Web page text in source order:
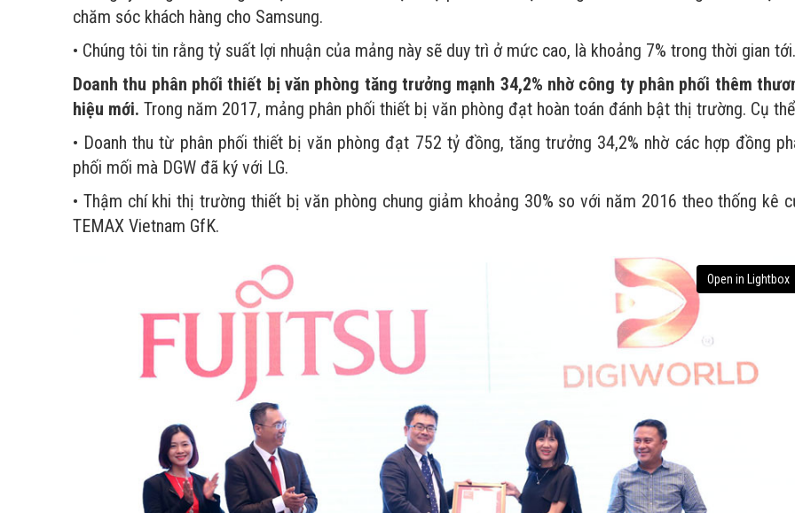
chăm sóc khách hàng cho Samsung.
• Chúng tôi tin rằng tỷ suất lợi nhuận của mảng này sẽ duy trì ở mức cao, là khoảng 7% trong thời gian tới.
Doanh thu phân phối thiết bị văn phòng tăng trưởng mạnh 34,2% nhờ công ty phân phối thêm
hiệu mới. Trong năm 2017, mảng phân phối thiết bị văn phòng đạt hoàn toán đánh bật thị trường. Cụ
• Doanh thu từ phân phối thiết bị văn phòng đạt 752 tỷ đồng, tăng trưởng 34,2% nhờ các hợp đồng
phối mối mà DGW đã ký với LG.
• Thậm chí khi thị trường thiết bị văn phòng chung giảm khoảng 30% so với năm 2016 theo thống kê
TEMAX Vietnam GfK.
Open in Lightbox